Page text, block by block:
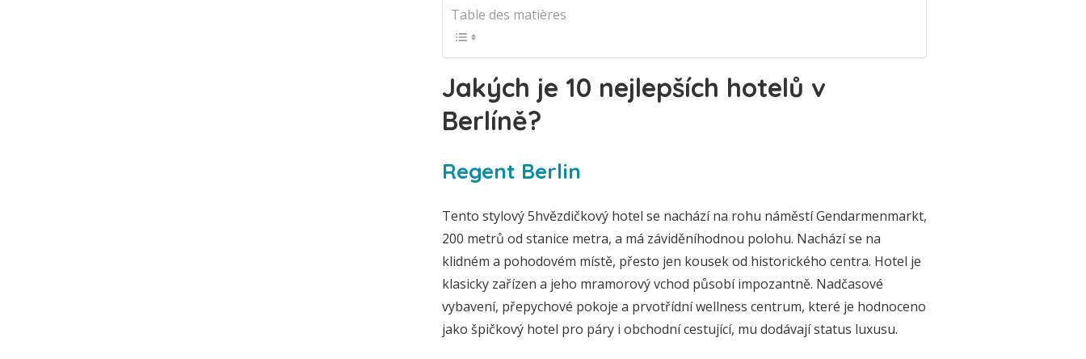
Table des matières
Jakých je 10 nejlepších hotelů v
Berlíně?
Regent Berlin
Tento stylový 5hvězdičkový hotel se nachází na rohu náměstí Gendarmenmarkt,
200 metrů od stanice metra, a má záviděníhodnou polohu. Nachází se na
klidném a pohodovém místě, přesto jen kousek od historického centra. Hotel je
klasicky zařízen a jeho mramorový vchod působí impozantně. Nadčasové
vybavení, přepychové pokoje a prvotřídní wellness centrum, které je hodnoceno
jako špičkový hotel pro páry i obchodní cestující, mu dodávají status luxusu.